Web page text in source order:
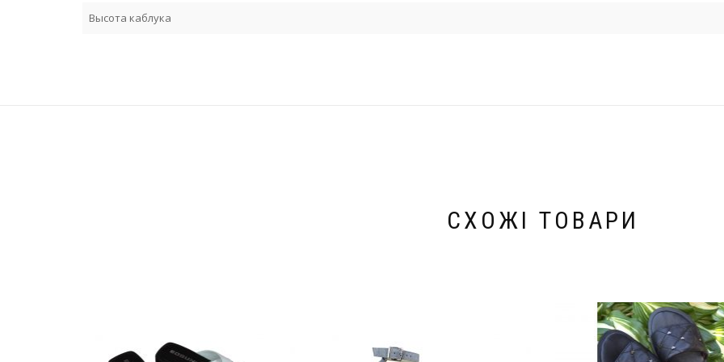
Высота каблука
СХОЖІ ТОВАРИ